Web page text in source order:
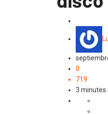
0
719
3 minutes